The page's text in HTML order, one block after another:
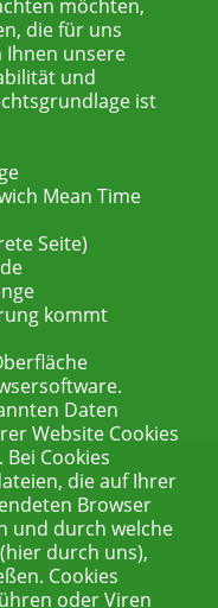
möchten,
die für uns
unsere
und
ist
Mean Time
Seite)
kommt
Daten
Website Cookies
Cookies
die auf Ihrer
Browser
und durch welche
durch uns),
Cookies
oder Viren